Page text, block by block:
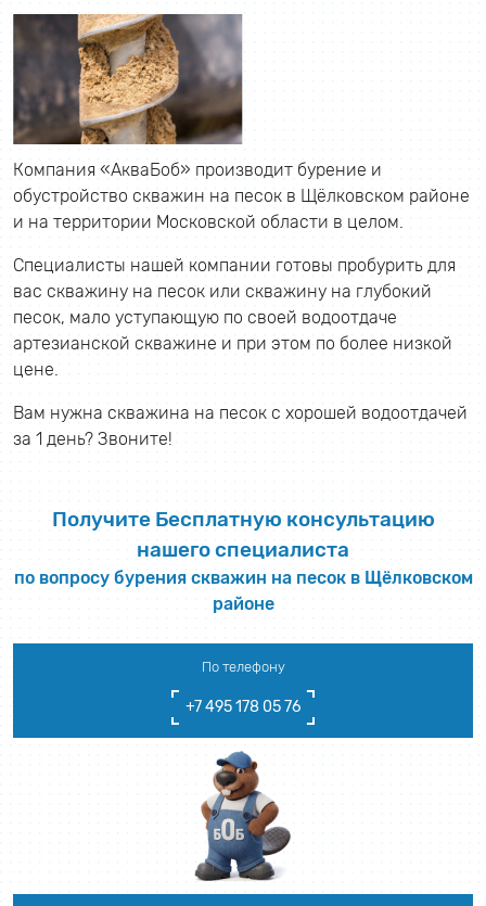
Компания «АкваБоб» производит бурение и
обустройство скважин на песок в Щёлковском районе
и на территории Московской области в целом.
Специалисты нашей компании готовы пробурить для
вас скважину на песок или скважину на глубокий
песок, мало уступающую по своей водоотдаче
артезианской скважине и при этом по более низкой
цене.
Вам нужна скважина на песок с хорошей водоотдачей
за 1 день? Звоните!
Получите Бесплатную консультацию
нашего специалиста
по вопросу бурения скважин на песок в Щёлковском
районе
По телефону
+7 495 178 05 76